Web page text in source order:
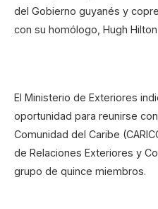
del Gobierno guyanés y
con su homólogo, Hugh
El Ministerio de Exteriores
oportunidad para reunirse
Comunidad del Caribe
de Relaciones Exteriores y
grupo de quince miembros.